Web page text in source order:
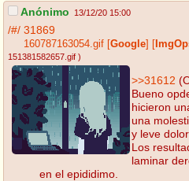
Anónimo 13/12/20 15:00
/#/ 31869
160787163054.gif [Google] [
151381582657.gif )
>>31612
Bueno
hicieron
una
y leve
Los
laminar
en el epididimo.